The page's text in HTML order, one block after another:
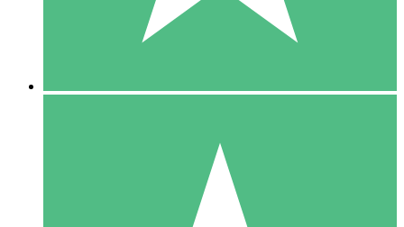
10 Téléchargements
20 00